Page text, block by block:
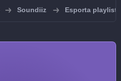
Soundiiz Esporta playlist